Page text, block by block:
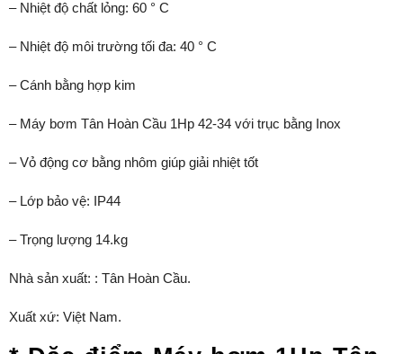
– Nhiệt độ chất lỏng: 60 ° C
– Nhiệt độ môi trường tối đa: 40 ° C
– Cánh bằng hợp kim
– Máy bơm Tân Hoàn Cầu 1Hp 42-34 với trục bằng Inox
– Vỏ động cơ bằng nhôm giúp giải nhiệt tốt
– Lớp bảo vệ: IP44
– Trọng lượng 14.kg
Nhà sản xuất: : Tân Hoàn Cầu.
Xuất xứ: Việt Nam.